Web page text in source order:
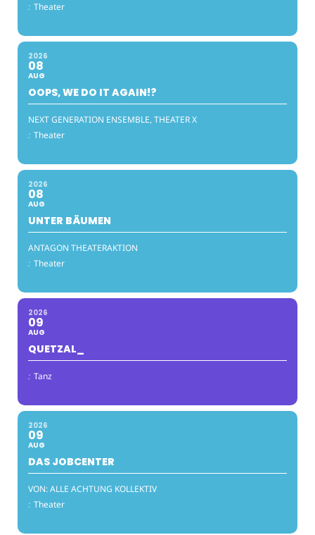
: Theater
2026
08
AUG
OOPS, WE DO IT AGAIN!?
NEXT GENERATION ENSEMBLE, THEATER X
: Theater
2026
08
AUG
UNTER BÄUMEN
ANTAGON THEATERAKTION
: Theater
2026
09
AUG
QUETZAL_
: Tanz
2026
09
AUG
DAS JOBCENTER
VON: ALLE ACHTUNG KOLLEKTIV
: Theater